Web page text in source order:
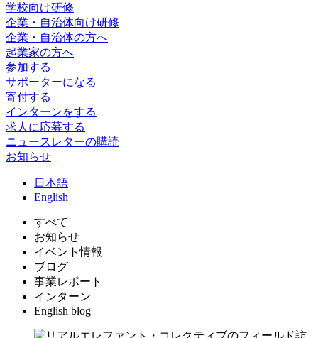
学校向け研修
企業・自治体向け研修
企業・自治体の方へ
起業家の方へ
参加する
サポーターになる
寄付する
インターンをする
求人に応募する
ニュースレターの購読
お知らせ
日 本語
English
すべて
お知らせ
イベント情報
ブログ
事業レポート
インターン
English blog